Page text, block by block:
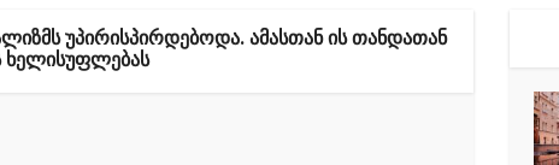
ᲣᲞᲘᲠᲘᲡᲞᲘᲠᲓᲔᲑᲝᲓᲐ. ᲐᲛᲐᲡᲗᲐᲜ ᲘᲡ ᲗᲐᲜᲓᲐᲗᲐᲜ
ᲮᲔᲚᲘᲡᲣᲤᲚᲔᲑᲐᲡ